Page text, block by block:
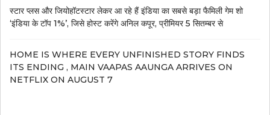
स्टार प्लस और जियोहॉटस्टार लेकर आ रहे हैं इंडिया का सबसे बड़ा फैमिली गेम शो
‘इंडिया के टॉप 1%’, जिसे होस्ट करेंगे अनिल कपूर, प्रीमियर 5 सितम्बर से
HOME IS WHERE EVERY UNFINISHED STORY FINDS
ITS ENDING , MAIN VAAPAS AAUNGA ARRIVES ON
NETFLIX ON AUGUST 7